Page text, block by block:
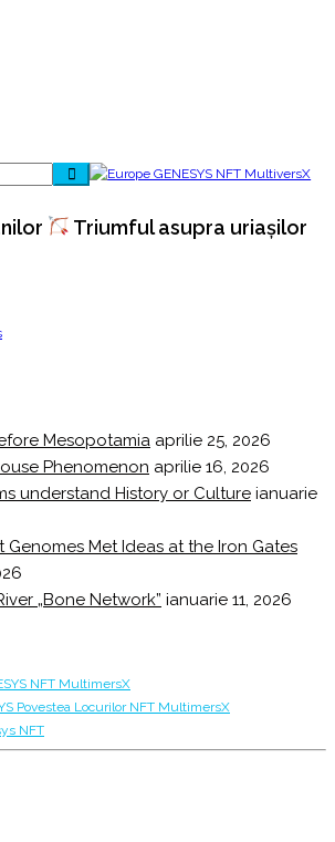
Triumful asupra uriașilor
Mesopotamia aprilie 25, 2026
Phenomenon aprilie 16, 2026
understand History or Culture ianuarie
Genomes Met Ideas at the Iron Gates
„Bone Network” ianuarie 11, 2026